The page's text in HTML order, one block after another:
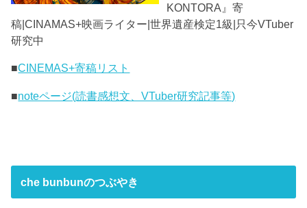
KONTORA』寄
稿|CINAMAS+映画ライター|世界遺産検定1級|只今VTuber
研究中
■CINEMAS+寄稿リスト
■noteページ(読書感想文、VTuber研究記事等)
che bunbunのつぶやき